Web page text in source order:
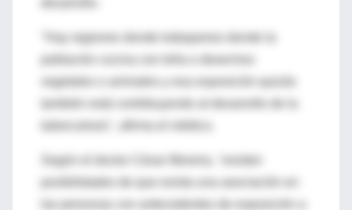
"Hay regiones donde trabajamos donde la
vegetales o animales y esa exposición quizás
Según el doctor César Moreira, "existen